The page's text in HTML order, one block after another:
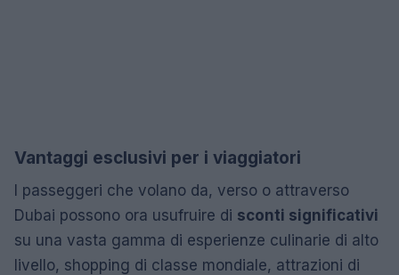
Vantaggi esclusivi per i viaggiatori
I passeggeri che volano da, verso o attraverso
Dubai possono ora usufruire di sconti significativi
su una vasta gamma di esperienze culinarie di alto
livello, shopping di classe mondiale, attrazioni di